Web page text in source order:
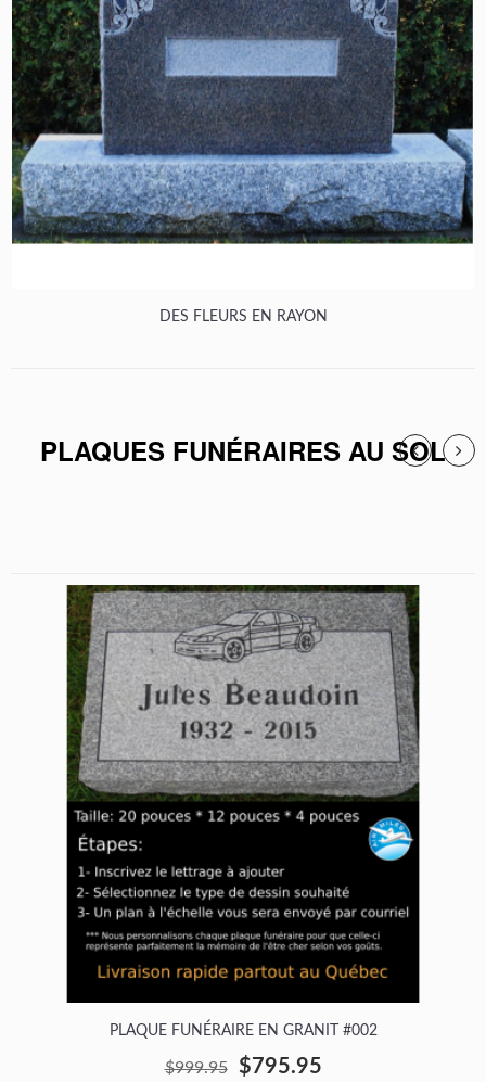
DES FLEURS EN RAYON
PLAQUES FUNÉRAIRES AU SOL
PLAQUE FUNÉRAIRE EN GRANIT #002
$999.95 $795.95